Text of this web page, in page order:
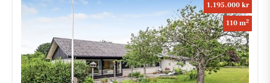
1.195.000 kr
110 m2